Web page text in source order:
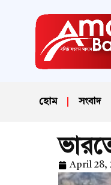
হোম সংবাদ
April 28,